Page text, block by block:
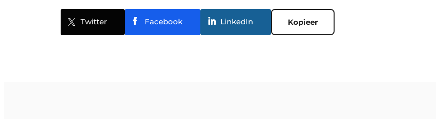
Twitter Facebook LinkedIn Kopieer